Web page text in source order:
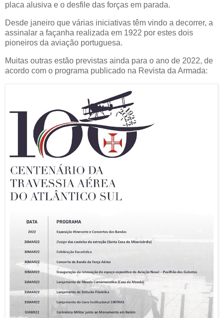
placa alusiva e o desfile das forças em parada.
Desde janeiro que várias iniciativas têm vindo a decorrer, a
assinalar a façanha realizada em 1922 por estes dois
pioneiros da aviação portuguesa.
Muitas outras estão previstas ainda para o ano de 2022, de
acordo com o programa publicado na Revista da Armada: